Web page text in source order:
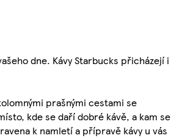
dne. Kávy Starbucks přicházejí i
prašnými cestami se
kde se daří dobré kávě, a kam se
k namletí a přípravě kávy u vás